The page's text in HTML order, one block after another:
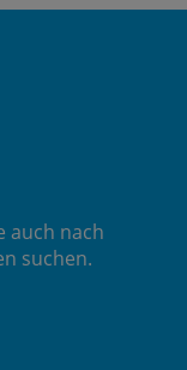
auch nach
suchen.